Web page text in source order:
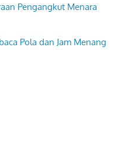
Pengangkut Menara
Pola dan Jam Menang